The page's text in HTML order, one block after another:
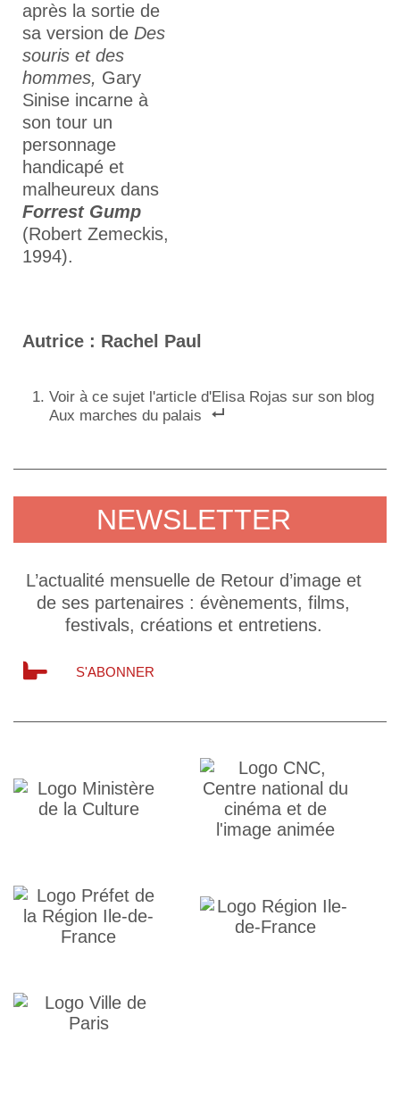
après la sortie de
sa version de Des
souris et des
hommes, Gary
Sinise incarne à
son tour un
personnage
handicapé et
malheureux dans
Forrest Gump
(Robert Zemeckis,
1994).
Autrice : Rachel Paul
Voir à ce sujet l'article d'Elisa Rojas sur son blog
Aux marches du palais
NEWSLETTER
L’actualité mensuelle de Retour d’image et
de ses partenaires : évènements, films,
festivals, créations et entretiens.
S'ABONNER